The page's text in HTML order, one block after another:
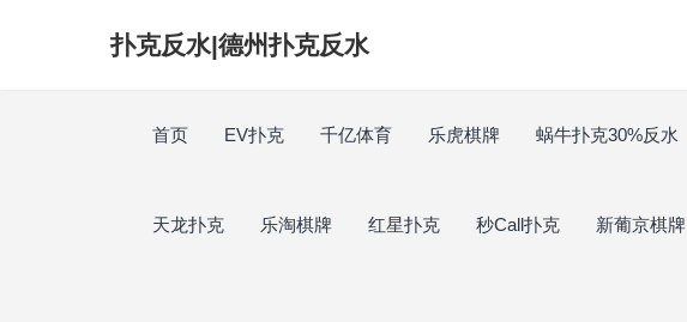
扑克反水|德州扑克反水
首页 EV扑克 千亿体育 乐虎棋牌 蜗牛扑克30%反水
天龙扑克 乐淘棋牌 红星扑克 秒Call扑克 新葡京棋牌